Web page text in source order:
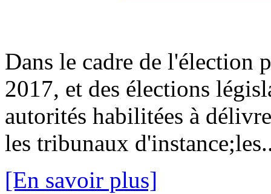
Dans le cadre de l'élection
2017, et des élections
autorités habilitées à
les tribunaux
[En savoir plus]